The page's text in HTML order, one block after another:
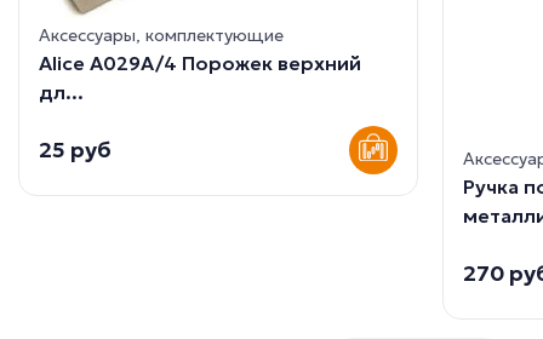
Аксессуары, комплектующие
Alice A029A/4 Порожек верхний
дл...
25 руб
Ручка
270